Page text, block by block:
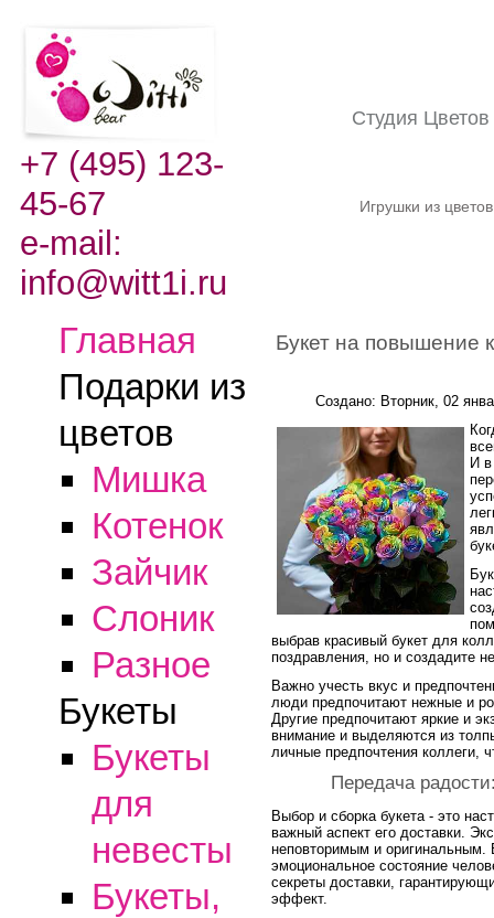
+7 (495) 123-
45-67
e-mail:
info@witt1i.ru
Студия Цветов
Игрушки из
Главная
Подарки из
цветов
Мишка
Котенок
Зайчик
Слоник
Разное
Букеты
Букеты
для
невесты
Букеты,
Букет на повышение
Создано: Вторник, 02
И в
выбрав красивый букет для
поздравления, но и создадите
Важно учесть вкус и
люди предпочитают нежные и
Другие предпочитают яркие и
внимание и выделяются из
личные предпочтения коллеги,
Передача
Выбор и сборка букета - это
важный аспект его доставки.
неповторимым и оригинальным.
эмоциональное состояние
секреты доставки,
эффект.